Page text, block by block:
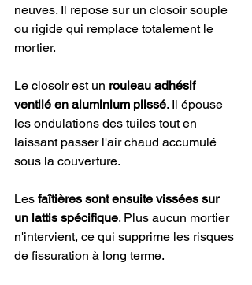
neuves. Il repose sur un closoir souple
ou rigide qui remplace totalement le
mortier.
Le closoir est un rouleau adhésif
ventilé en aluminium plissé. Il épouse
les ondulations des tuiles tout en
laissant passer l'air chaud accumulé
sous la couverture.
Les faîtières sont ensuite vissées sur
un lattis spécifique. Plus aucun mortier
n'intervient, ce qui supprime les risques
de fissuration à long terme.